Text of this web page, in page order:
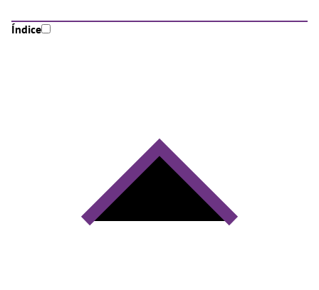
Índice